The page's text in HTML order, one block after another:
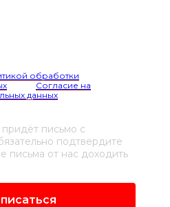
обработки
Согласие на
данных
письмо с
подтвердите
письма от нас доходить